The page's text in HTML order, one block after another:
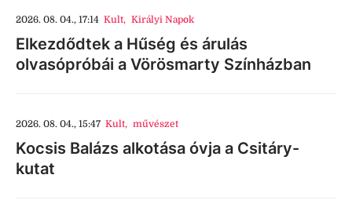
2026. 08. 04., 17:14 Kult, Királyi Napok
Elkezdődtek a Hűség és árulás
olvasópróbái a Vörösmarty Színházban
2026. 08. 04., 15:47 Kult, művészet
Kocsis Balázs alkotása óvja a Csitáry-
kutat